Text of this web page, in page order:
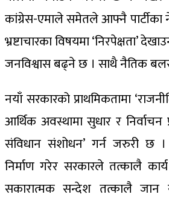
कांग्रेस-एमाले समेतले आफ्नै पार्टीका
भ्रष्टाचारका विषयमा ‘निरपेक्षता’
जनविश्वास बढ्ने छ । साथै नैतिक
नयाँ सरकारको प्राथमिकतामा
आर्थिक अवस्थामा सुधार र निर्वाचन
संविधान संशोधन’ गर्न जरुरी छ
निर्माण गरेर सरकारले तत्कालै कार्य
सकारात्मक सन्देश तत्कालै